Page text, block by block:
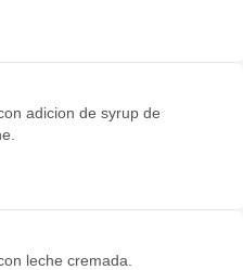
adicion de syrup de
leche cremada.